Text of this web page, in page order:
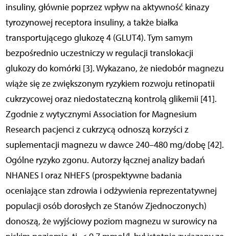
insuliny, głównie poprzez wpływ na aktywność kinazy
tyrozynowej receptora insuliny, a także białka
transportującego glukozę 4 (GLUT4). Tym samym
bezpośrednio uczestniczy w regulacji translokacji
glukozy do komórki [3]. Wykazano, że niedobór magnezu
wiąże się ze zwiększonym ryzykiem rozwoju retinopatii
cukrzycowej oraz niedostateczną kontrolą glikemii [41].
Zgodnie z wytycznymi Association for Magnesium
Research pacjenci z cukrzycą odnoszą korzyści z
suplementacji magnezu w dawce 240–480 mg/dobę [42].
Ogólne ryzyko zgonu. Autorzy łącznej analizy badań
NHANES I oraz NHEFS (prospektywne badania
oceniające stan zdrowia i odżywienia reprezentatywnej
populacji osób dorosłych ze Stanów Zjednoczonych)
donoszą, że wyjściowy poziom magnezu w surowicy na